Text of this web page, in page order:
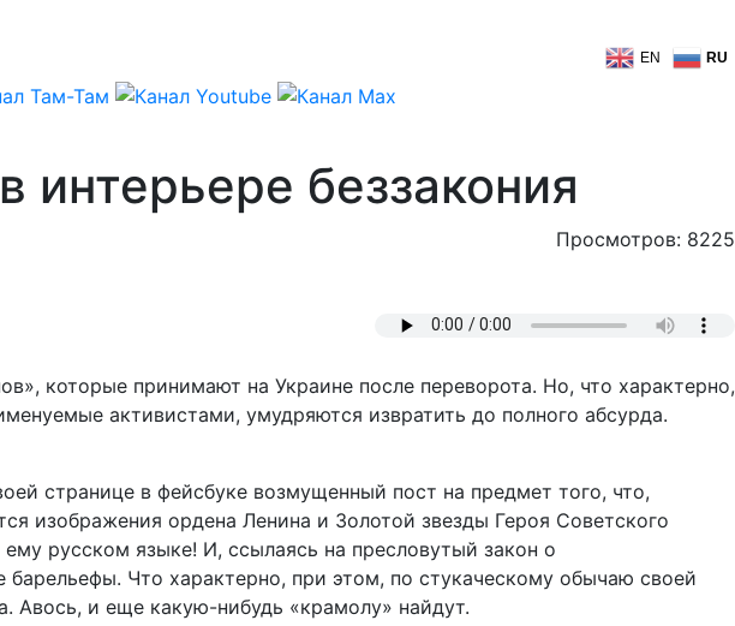
EN RU
интерьере беззакония
Просмотров: 8225
которые принимают на Украине после переворота. Но, что характерно,
активистами, умудряются извратить до полного абсурда.
странице в фейсбуке возмущенный пост на предмет того, что,
изображения ордена Ленина и Золотой звезды Героя Советского
русском языке! И, ссылаясь на пресловутый закон о
Что характерно, при этом, по стукаческому обычаю своей
Авось, и еще какую-нибудь «крамолу» найдут.